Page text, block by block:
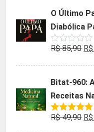
O Último
Diabólica
Avaliação
de
R$85,90 O
R$
Bitat-960:
Receitas
Avaliação
R$49,90 O
R$